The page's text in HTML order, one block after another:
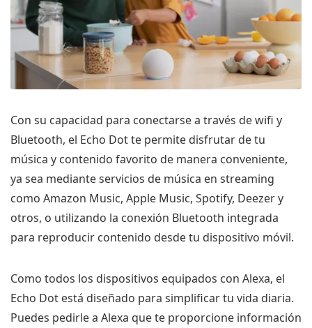
Con su capacidad para conectarse a través de wifi y
Bluetooth, el Echo Dot te permite disfrutar de tu
música y contenido favorito de manera conveniente,
ya sea mediante servicios de música en streaming
como Amazon Music, Apple Music, Spotify, Deezer y
otros, o utilizando la conexión Bluetooth integrada
para reproducir contenido desde tu dispositivo móvil.
Como todos los dispositivos equipados con Alexa, el
Echo Dot está diseñado para simplificar tu vida diaria.
Puedes pedirle a Alexa que te proporcione información